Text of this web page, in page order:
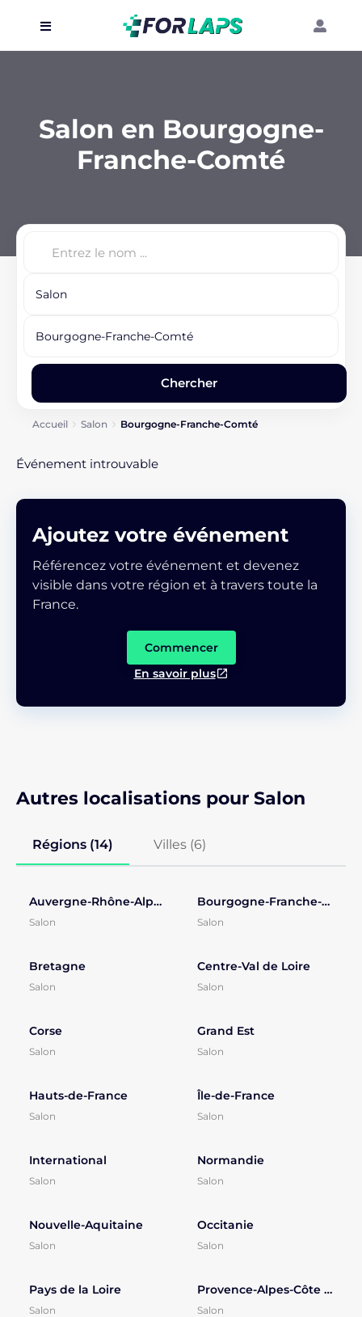
Localisation
Organisateur
Salon en Bourgogne-
Franche-Comté
Accueil Salon Bourgogne-Franche-Comté
Événement introuvable
Ajoutez votre événement
Référencez votre événement et devenez
visible dans votre région et à travers toute la
France.
Commencer
En savoir plus
Autres localisations pour Salon
Régions (14) Villes (6)
Auvergne-Rhône-Alpes
Salon
Bourgogne-Franche-Comté
Salon
Bretagne
Salon
Centre-Val de Loire
Salon
Corse
Salon
Grand Est
Salon
Hauts-de-France
Salon
Île-de-France
Salon
International
Salon
Normandie
Salon
Nouvelle-Aquitaine
Salon
Occitanie
Salon
Pays de la Loire
Salon
Provence-Alpes-Côte d'Azur
Salon